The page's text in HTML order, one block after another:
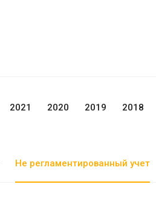
2021 2020 2019 2018
Не регламентированный учет